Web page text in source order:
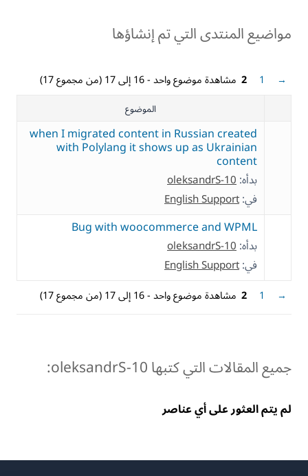
مواضيع المنتدى التي تم إنشاؤها
مشاهدة موضوع واحد - 16 إلى 17 (من مجموع 17) →
1
2
الموضوع
when I migrated content in Russian created
with Polylang it shows up as Ukrainian
content
بدأه:oleksandrS-10
في:English Support
Bug with woocommerce and WPML
بدأه:oleksandrS-10
في:English Support
مشاهدة موضوع واحد - 16 إلى 17 (من مجموع 17) →
1
2
جميع المقالات التي كتبها oleksandrS-10:
لم يتم العثور على أي عناصر